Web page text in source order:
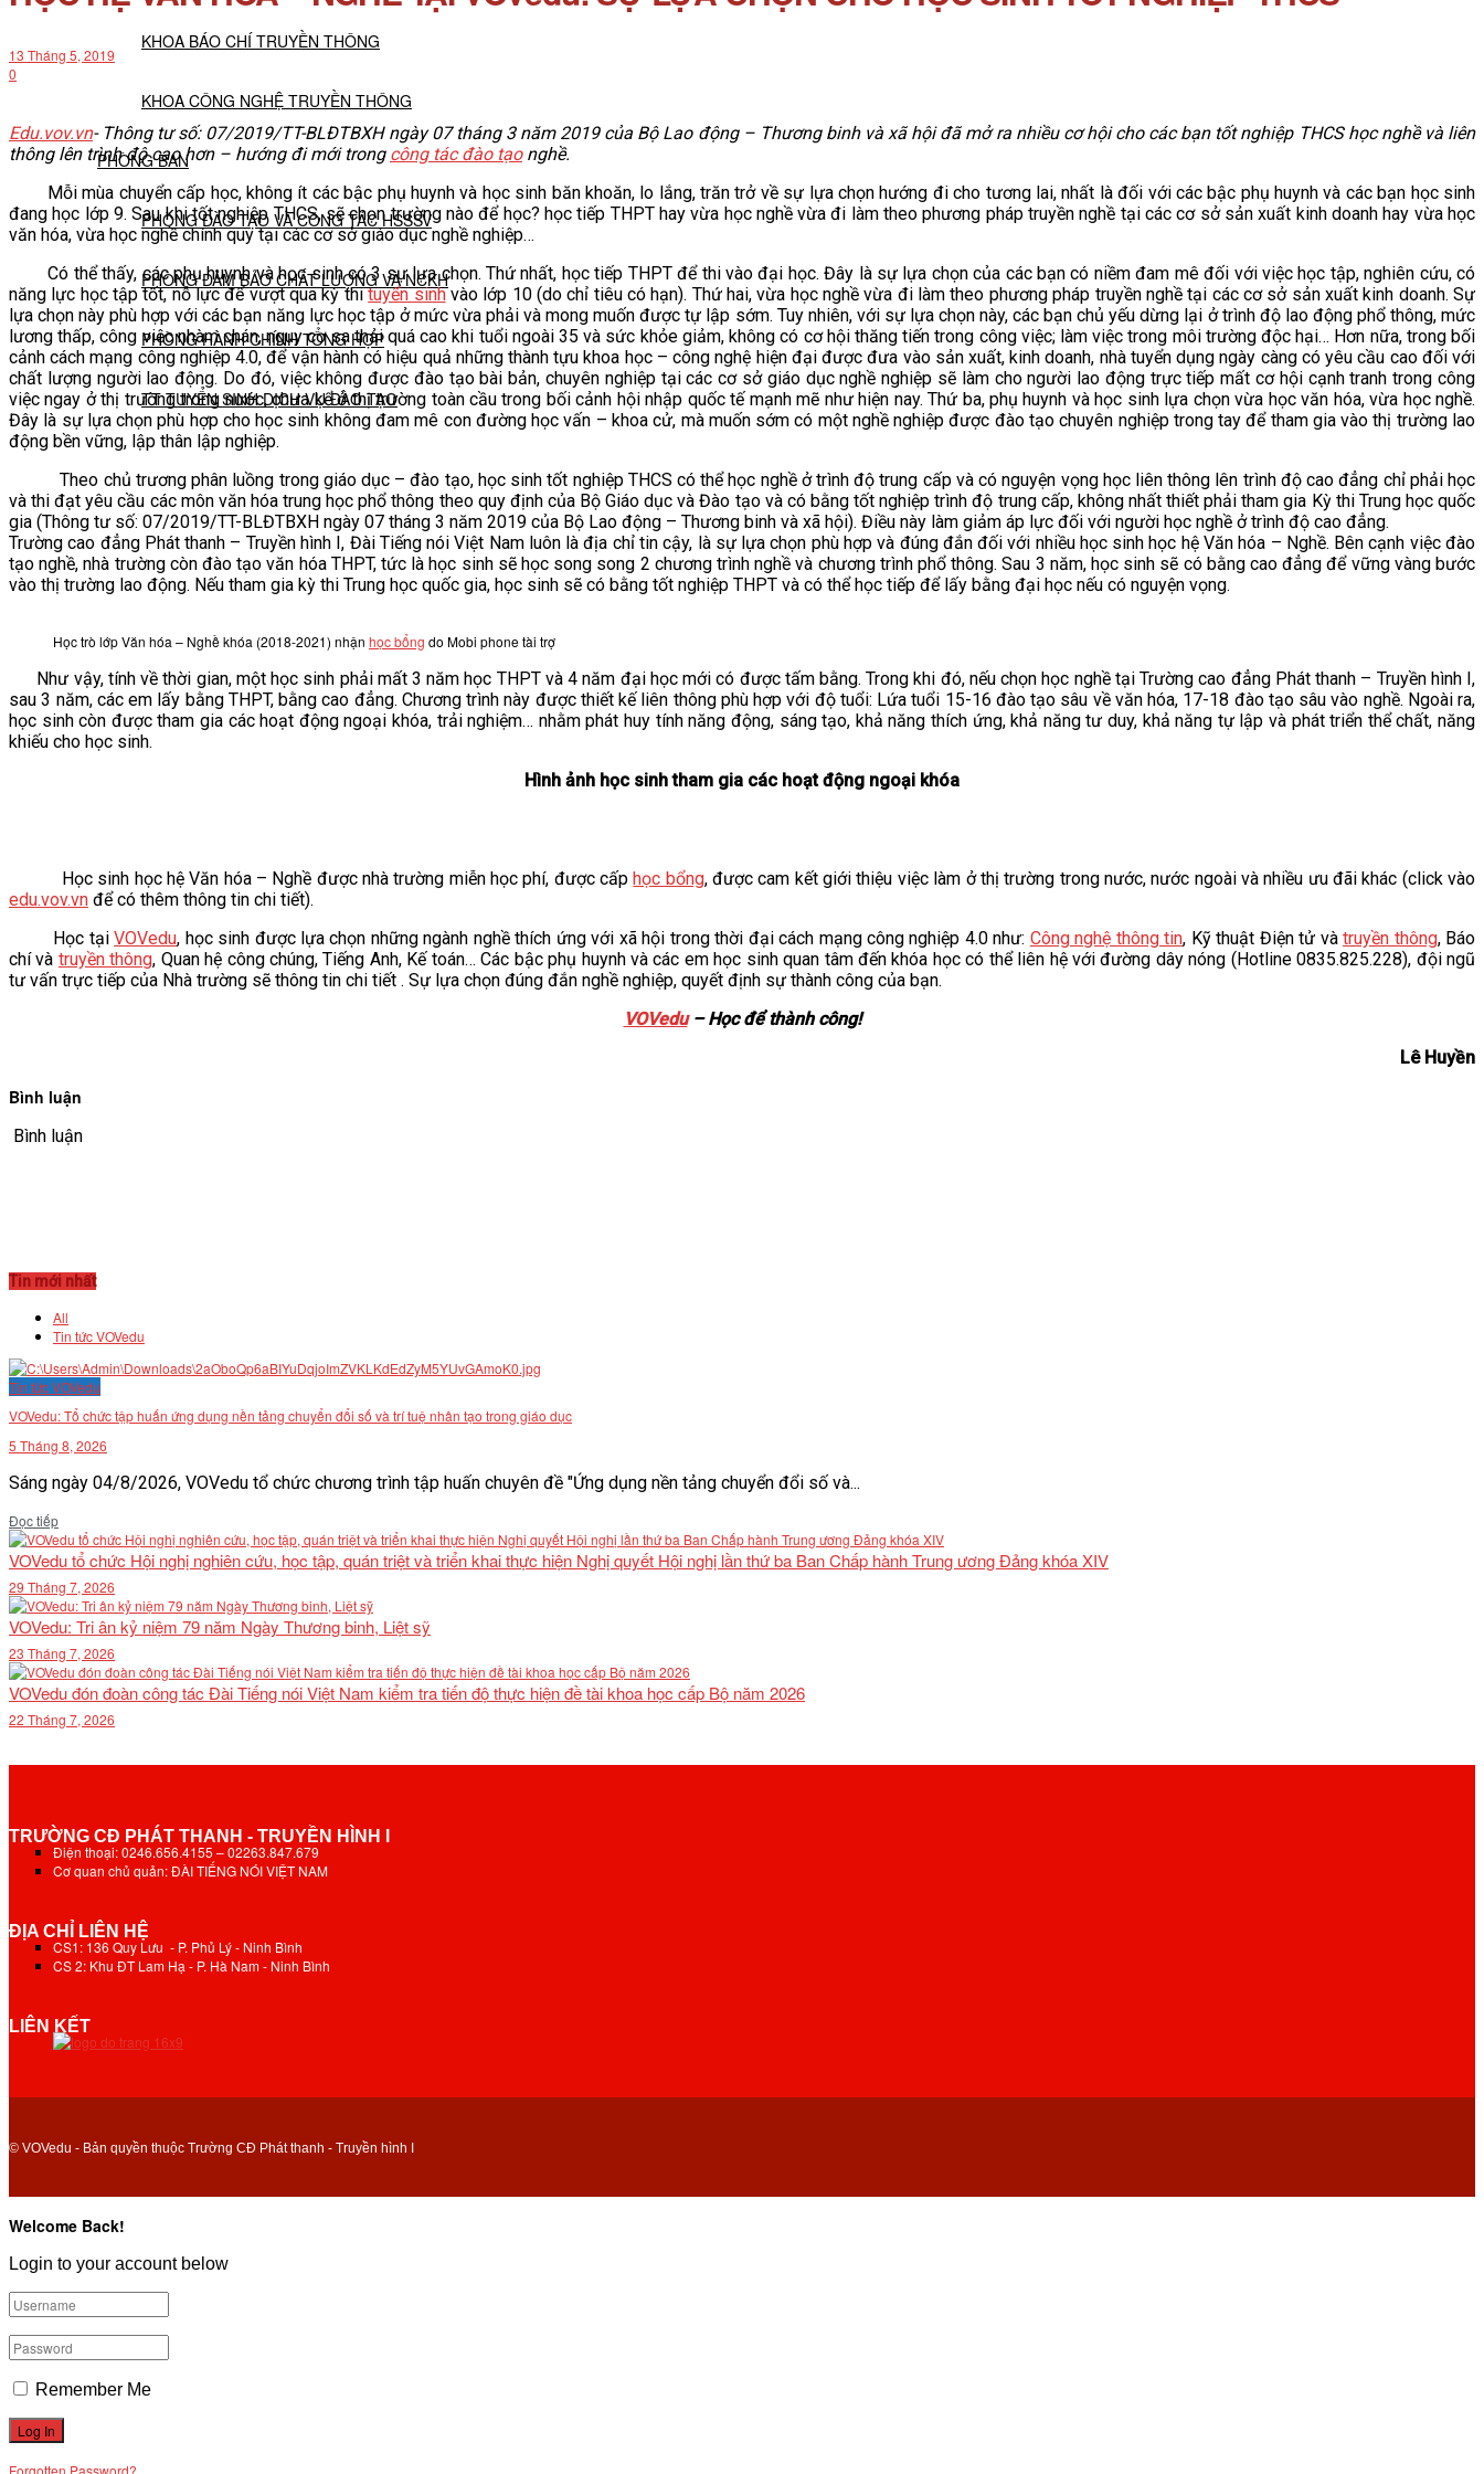
KHOA BÁO CHÍ TRUYỀN THÔNG
KHOA CÔNG NGHỆ TRUYỀN THÔNG
PHÒNG BAN
PHÒNG ĐÀO TẠO VÀ CÔNG TÁC HSSSV
PHÒNG ĐẢM BẢO CHẤT LƯỢNG VÀ NCKH
PHÒNG HÀNH CHÍNH TỔNG HỢP
TT TUYỂN SINH DỊCH VỤ ĐÀO TẠO
VĂN BẢN
THƯ VIỆN
13 Tháng 5, 2019
0
Edu.vov.vn- Thông tư số: 07/2019/TT-BLĐTBXH ngày 07 tháng 3 năm 2019 của Bộ Lao động – Thương binh và xã hội đã mở ra nhiều cơ hội cho các bạn tốt nghiệp THCS học nghề và liên
thông lên trình độ cao hơn – hướng đi mới trong công tác đào tạonghề.
Mỗi mùa chuyển cấp học, không ít các bậc phụ huynh và học sinh băn khoăn, lo lắng, trăn trở về sự lựa chọn hướng đi cho tương lai, nhất là đối với các bậc phụ huynh và các bạn học sinh
đang học lớp 9. Sau khi tốt nghiệp THCS, sẽ chọn trường nào để học? học tiếp THPT hay vừa học nghề vừa đi làm theo phương pháp truyền nghề tại các cơ sở sản xuất kinh doanh hay vừa học
văn hóa, vừa học nghề chính quy tại các cơ sở giáo dục nghề nghiệp…
Có thể thấy, các phụ huynh và học sinh có 3 sự lựa chọn. Thứ nhất, học tiếp THPT để thi vào đại học. Đây là sự lựa chọn của các bạn có niềm đam mê đối với việc học tập, nghiên cứu, có
năng lực học tập tốt, nỗ lực để vượt qua kỳ thituyển sinhvào lớp 10 (do chỉ tiêu có hạn). Thứ hai, vừa học nghề vừa đi làm theo phương pháp truyền nghề tại các cơ sở sản xuất kinh doanh. Sự
lựa chọn này phù hợp với các bạn năng lực học tập ở mức vừa phải và mong muốn được tự lập sớm. Tuy nhiên, với sự lựa chọn này, các bạn chủ yếu dừng lại ở trình độ lao động phổ thông, mức
lương thấp, công việc nhàm chán, nguy cơ sa thải quá cao khi tuổi ngoài 35 và sức khỏe giảm, không có cơ hội thăng tiến trong công việc; làm việc trong môi trường độc hại… Hơn nữa, trong bối
cảnh cách mạng công nghiệp 4.0, để vận hành có hiệu quả những thành tựu khoa học – công nghệ hiện đại được đưa vào sản xuất, kinh doanh, nhà tuyển dụng ngày càng có yêu cầu cao đối với
chất lượng người lao động. Do đó, việc không được đào tạo bài bản, chuyên nghiệp tại các cơ sở giáo dục nghề nghiệp sẽ làm cho người lao động trực tiếp mất cơ hội cạnh tranh trong công
việc ngay ở thị trường trong nước, chưa kể ở thị trường toàn cầu trong bối cảnh hội nhập quốc tế mạnh mẽ như hiện nay. Thứ ba, phụ huynh và học sinh lựa chọn vừa học văn hóa, vừa học nghề.
Đây là sự lựa chọn phù hợp cho học sinh không đam mê con đường học vấn – khoa cử, mà muốn sớm có một nghề nghiệp được đào tạo chuyên nghiệp trong tay để tham gia vào thị trường lao
động bền vững, lập thân lập nghiệp.
Theo chủ trương phân luồng trong giáo dục – đào tạo, học sinh tốt nghiệp THCS có thể học nghề ở trình độ trung cấp và có nguyện vọng học liên thông lên trình độ cao đẳng chỉ phải học
và thi đạt yêu cầu các môn văn hóa trung học phổ thông theo quy định của Bộ Giáo dục và Đào tạo và có bằng tốt nghiệp trình độ trung cấp, không nhất thiết phải tham gia Kỳ thi Trung học quốc
gia (Thông tư số: 07/2019/TT-BLĐTBXH ngày 07 tháng 3 năm 2019 của Bộ Lao động – Thương binh và xã hội). Điều này làm giảm áp lực đối với người học nghề ở trình độ cao đẳng.
Trường cao đẳng Phát thanh – Truyền hình I, Đài Tiếng nói Việt Nam luôn là địa chỉ tin cậy, là sự lựa chọn phù hợp và đúng đắn đối với nhiều học sinh học hệ Văn hóa – Nghề. Bên cạnh việc đào
tạo nghề, nhà trường còn đào tạo văn hóa THPT, tức là học sinh sẽ học song song 2 chương trình nghề và chương trình phổ thông. Sau 3 năm, học sinh sẽ có bằng cao đẳng để vững vàng bước
vào thị trường lao động. Nếu tham gia kỳ thi Trung học quốc gia, học sinh sẽ có bằng tốt nghiệp THPT và có thể học tiếp để lấy bằng đại học nếu có nguyện vọng.
Học trò lớp Văn hóa – Nghề khóa (2018-2021) nhận học bổng do Mobi phone tài trợ
Như vậy, tính về thời gian, một học sinh phải mất 3 năm học THPT và 4 năm đại học mới có được tấm bằng. Trong khi đó, nếu chọn học nghề tại Trường cao đẳng Phát thanh – Truyền hình I,
sau 3 năm, các em lấy bằng THPT, bằng cao đẳng. Chương trình này được thiết kế liên thông phù hợp với độ tuổi: Lứa tuổi 15-16 đào tạo sâu về văn hóa, 17-18 đào tạo sâu vào nghề. Ngoài ra,
học sinh còn được tham gia các hoạt động ngoại khóa, trải nghiệm… nhằm phát huy tính năng động, sáng tạo, khả năng thích ứng, khả năng tư duy, khả năng tự lập và phát triển thể chất, năng
khiếu cho học sinh.
Hình ảnh học sinh tham gia các hoạt động ngoại khóa
Học sinh học hệ Văn hóa – Nghề được nhà trường miễn học phí, được cấphọc bổng, được cam kết giới thiệu việc làm ở thị trường trong nước, nước ngoài và nhiều ưu đãi khác (click vào
edu.vov.vn để có thêm thông tin chi tiết).
Học tạiVOVedu, học sinh được lựa chọn những ngành nghề thích ứng với xã hội trong thời đại cách mạng công nghiệp 4.0 như: Công nghệ thông tin, Kỹ thuật Điện tử vàtruyền thông, Báo
chí và truyền thông, Quan hệ công chúng, Tiếng Anh, Kế toán… Các bậc phụ huynh và các em học sinh quan tâm đến khóa học có thể liên hệ với đường dây nóng (Hotline 0835.825.228), đội ngũ
tư vấn trực tiếp của Nhà trường sẽ thông tin chi tiết . Sự lựa chọn đúng đắn nghề nghiệp, quyết định sự thành công của bạn.
VOVedu– Học để thành công!
Lê Huyền
Bình luận
Bình luận
Tin mới nhất
All
Tin tức VOVedu
Tin tức VOVedu
VOVedu: Tổ chức tập huấn ứng dụng nền tảng chuyển đổi số và trí tuệ nhân tạo trong giáo dục
5 Tháng 8, 2026
Sáng ngày 04/8/2026, VOVedu tổ chức chương trình tập huấn chuyên đề "Ứng dụng nền tảng chuyển đổi số và...
Đọc tiếpDetails
VOVedu tổ chức Hội nghị nghiên cứu, học tập, quán triệt và triển khai thực hiện Nghị quyết Hội nghị lần thứ ba Ban Chấp hành Trung ương Đảng khóa XIV
29 Tháng 7, 2026
VOVedu: Tri ân kỷ niệm 79 năm Ngày Thương binh, Liệt sỹ
23 Tháng 7, 2026
VOVedu đón đoàn công tác Đài Tiếng nói Việt Nam kiểm tra tiến độ thực hiện đề tài khoa học cấp Bộ năm 2026
22 Tháng 7, 2026
TRƯỜNG CĐ PHÁT THANH - TRUYỀN HÌNH I
Điện thoại: 0246.656.4155 – 02263.847.679
Cơ quan chủ quản: ĐÀI TIẾNG NÓI VIỆT NAM
ĐỊA CHỈ LIÊN HỆ
CS1: 136 Quy Lưu - P. Phủ Lý - Ninh Bình
CS 2: Khu ĐT Lam Hạ - P. Hà Nam - Ninh Bình
LIÊN KẾT
© VOVedu - Bản quyền thuộc Trường CĐ Phát thanh - Truyền hình I
Welcome Back!
Login to your account below
Remember Me
Forgotten Password?